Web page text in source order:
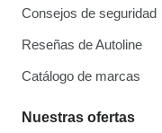
Consejos de seguridad
Reseñas de Autoline
Catálogo de marcas
Nuestras ofertas